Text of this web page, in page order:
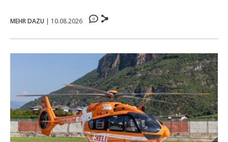
MEHR DAZU 10.08.2026 0